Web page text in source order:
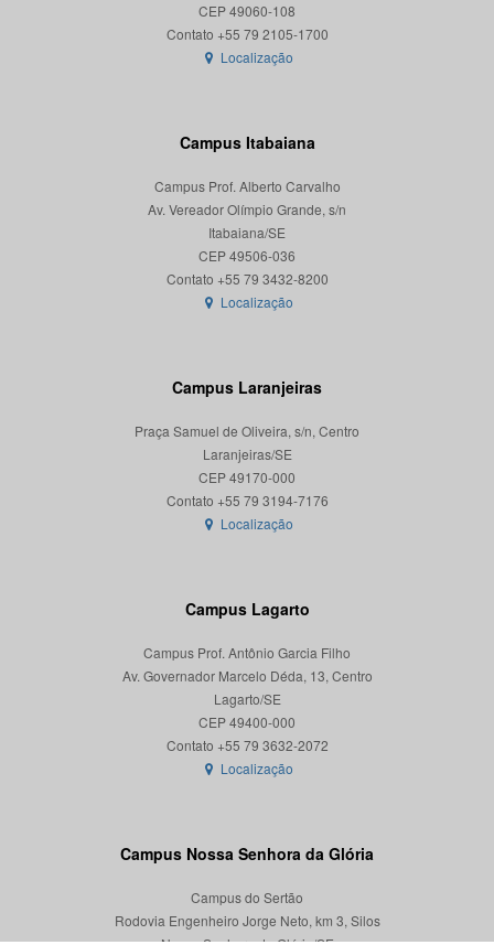
CEP 49060-108
Localização
Campus Itabaiana
Campus Prof. Alberto Carvalho
Av. Vereador Olímpio Grande, s/n
Itabaiana/SE
CEP 49506-036
Localização
Campus Laranjeiras
Praça Samuel de Oliveira, s/n, Centro
Laranjeiras/SE
CEP 49170-000
Localização
Campus Lagarto
Campus Prof. Antônio Garcia Filho
Av. Governador Marcelo Déda, 13, Centro
Lagarto/SE
CEP 49400-000
Localização
Campus Nossa Senhora da Glória
Campus do Sertão
Rodovia Engenheiro Jorge Neto, km 3, Silos